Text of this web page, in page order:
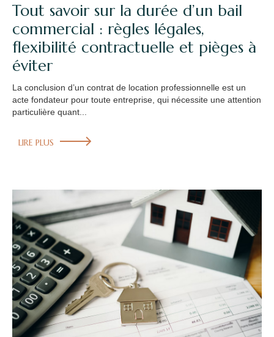
Tout savoir sur la durée d’un bail
commercial : règles légales,
flexibilité contractuelle et pièges à
éviter
La conclusion d’un contrat de location professionnelle est un
acte fondateur pour toute entreprise, qui nécessite une attention
particulière quant...
LIRE PLUS